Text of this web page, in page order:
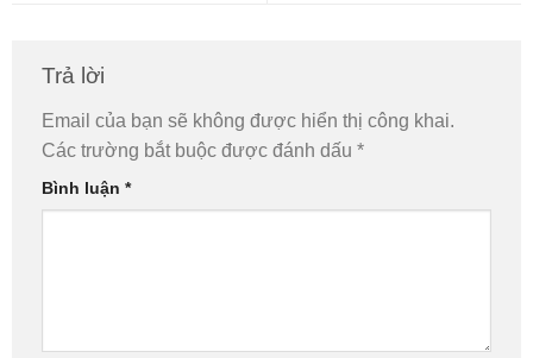
Trả lời
Email của bạn sẽ không được hiển thị công khai.
Các trường bắt buộc được đánh dấu *
Bình luận *